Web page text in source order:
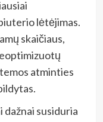
lėtėjimas.
skaičiaus,
atminties
dažnai susiduria